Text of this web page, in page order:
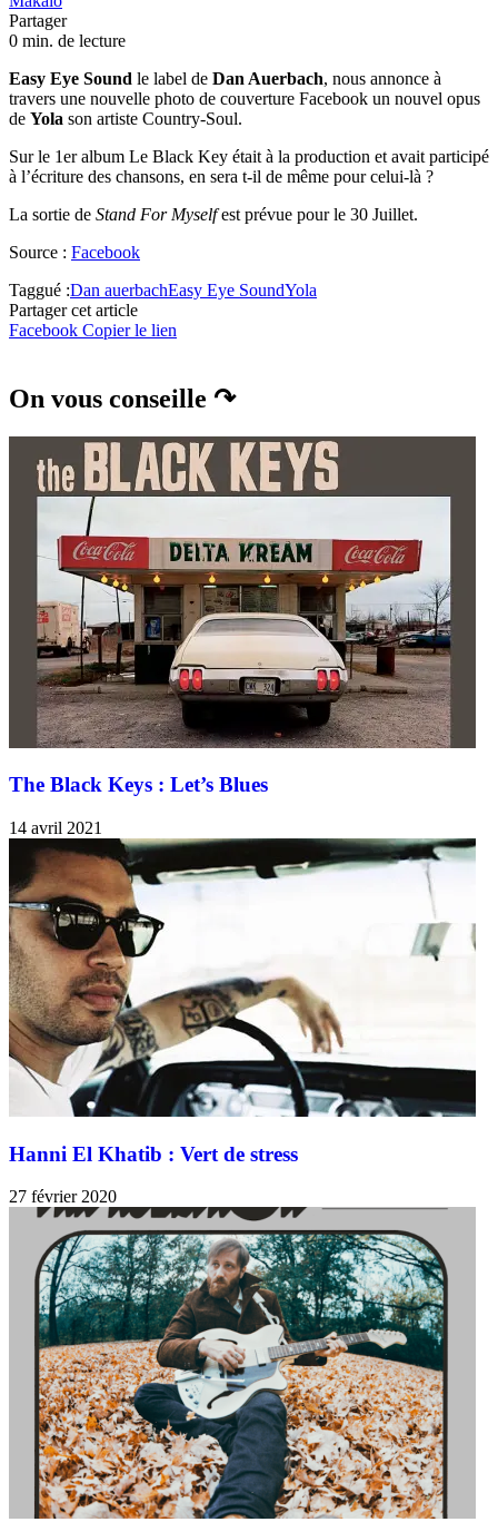
Partager
0 min. de lecture
Easy Eye Sound le label de Dan Auerbach, nous annonce à
travers une nouvelle photo de couverture Facebook un nouvel opus
de Yola son artiste Country-Soul.
Sur le 1er album Le Black Key était à la production et avait participé
à l’écriture des chansons, en sera t-il de même pour celui-là ?
La sortie de Stand For Myselfest prévue pour le 30 Juillet.
Source : Facebook
Taggué :Dan auerbachEasy Eye SoundYola
Partager cet article
Facebook Copier le lien
On vous conseille ↷
The Black Keys : Let’s Blues
14 avril 2021
Hanni El Khatib : Vert de stress
27 février 2020